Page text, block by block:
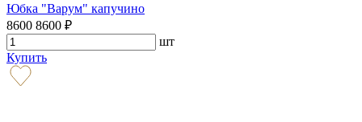
Юбка "Варум" капучино
8600 8600 ₽
шт
Купить